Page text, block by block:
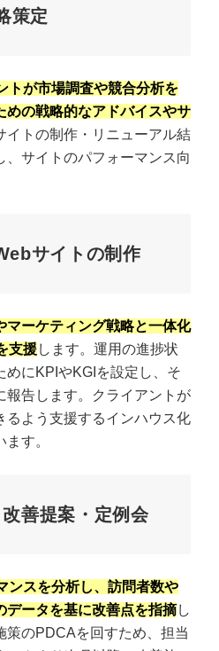
策定
トが市場調査や競合分析を
めの戦略的なアドバイスやサ
イトの制作・リニューアル結
、サイトのパフォーマンス向
サイトの制作
マーケティング戦略と一体化
支援します。運用の進捗状
めにKPIやKGIを設定し、そ
報告します。クライアントが
るよう支援するインハウス化
す。
善提案・定例会
ンスを分析し、訪問者数や
データを基に改善点を指摘し
策のPDCAを回すため、担当